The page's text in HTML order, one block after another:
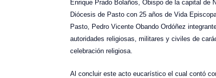
Enrique Prado Bolaños, Obispo de la capital de
Diócesis de Pasto con 25 años de Vida
Pasto, Pedro Vicente Obando Ordóñez
autoridades religiosas, militares y civiles de
celebración religiosa.
Al concluir este acto eucarístico el cual contó